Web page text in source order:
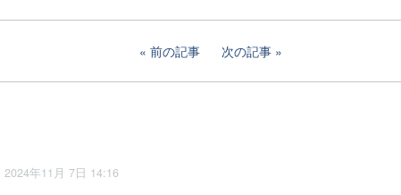
前の記事 次の記事
2024年11月 7日 14:16